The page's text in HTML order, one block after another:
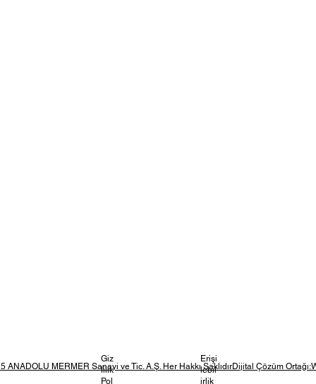
Giz
lilik
Pol
Erişi
lebil
irlik
ANADOLU MERMER Sanayi ve Tic. A.Ş. Her Hakkı SaklıdırDijital Çözüm